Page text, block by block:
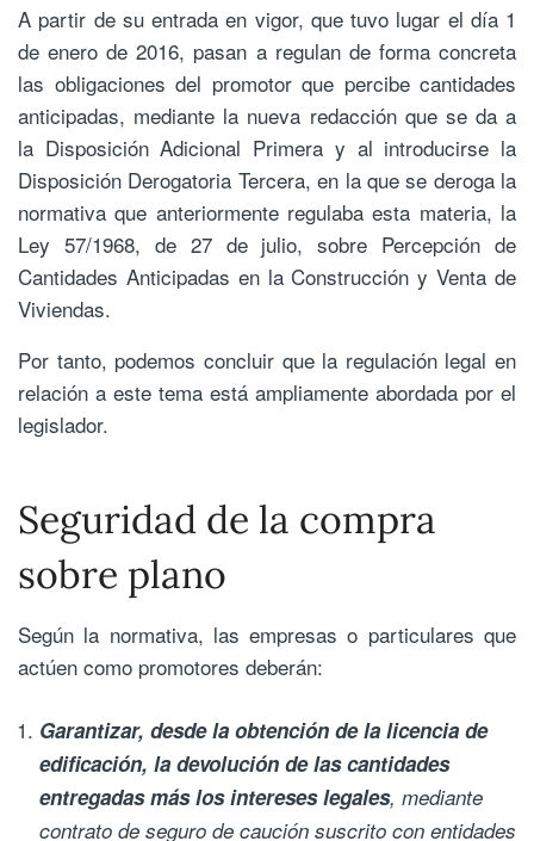
A partir de su entrada en vigor, que tuvo lugar el día 1
de enero de 2016, pasan a regulan de forma concreta
las obligaciones del promotor que percibe cantidades
anticipadas, mediante la nueva redacción que se da a
la Disposición Adicional Primera y al introducirse la
Disposición Derogatoria Tercera, en la que se deroga la
normativa que anteriormente regulaba esta materia, la
Ley 57/1968, de 27 de julio, sobre Percepción de
Cantidades Anticipadas en la Construcción y Venta de
Viviendas.
Por tanto, podemos concluir que la regulación legal en
relación a este tema está ampliamente abordada por el
legislador.
Seguridad de la compra
sobre plano
Según la normativa, las empresas o particulares que
actúen como promotores deberán:
Garantizar, desde la obtención de la licencia de
edificación, la devolución de las cantidades
entregadas más los intereses legales, mediante
contrato de seguro de caución suscrito con entidades